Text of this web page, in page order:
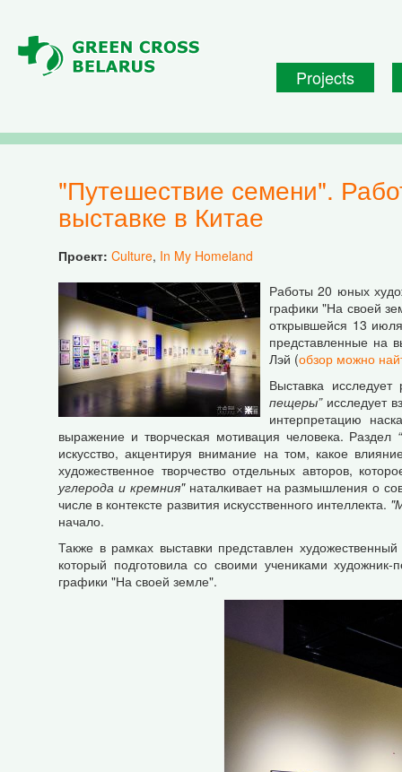
Projects
"Путешествие семени". Работы участников конкурса "На своей земле" на
выставке в Китае
Проект: Culture, In My Homeland
Работы 20 юных
графики "На своей
открывшейся 13
представленные на
Лэй (обзор можно
Выставка исследует
пещеры”исследует
интерпретацию
выражение и творческая мотивация человека. Раздел
искусство, акцентируя внимание на том, какое
художественное творчество отдельных авторов,
углерода и кремния" наталкивает на размышления о
числе в контексте развития искусственного интеллекта.
начало.
Также в рамках выставки представлен
который подготовила со своими учениками
графики "На своей земле".